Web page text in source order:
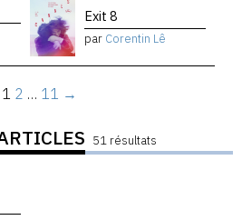
Exit 8
par Corentin Lê
1 2 … 11 →
51 résultats